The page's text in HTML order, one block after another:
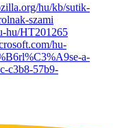
hu/kb/sutik-
szami
hu/HT201265
hu-
a-
c3b8-57b9-